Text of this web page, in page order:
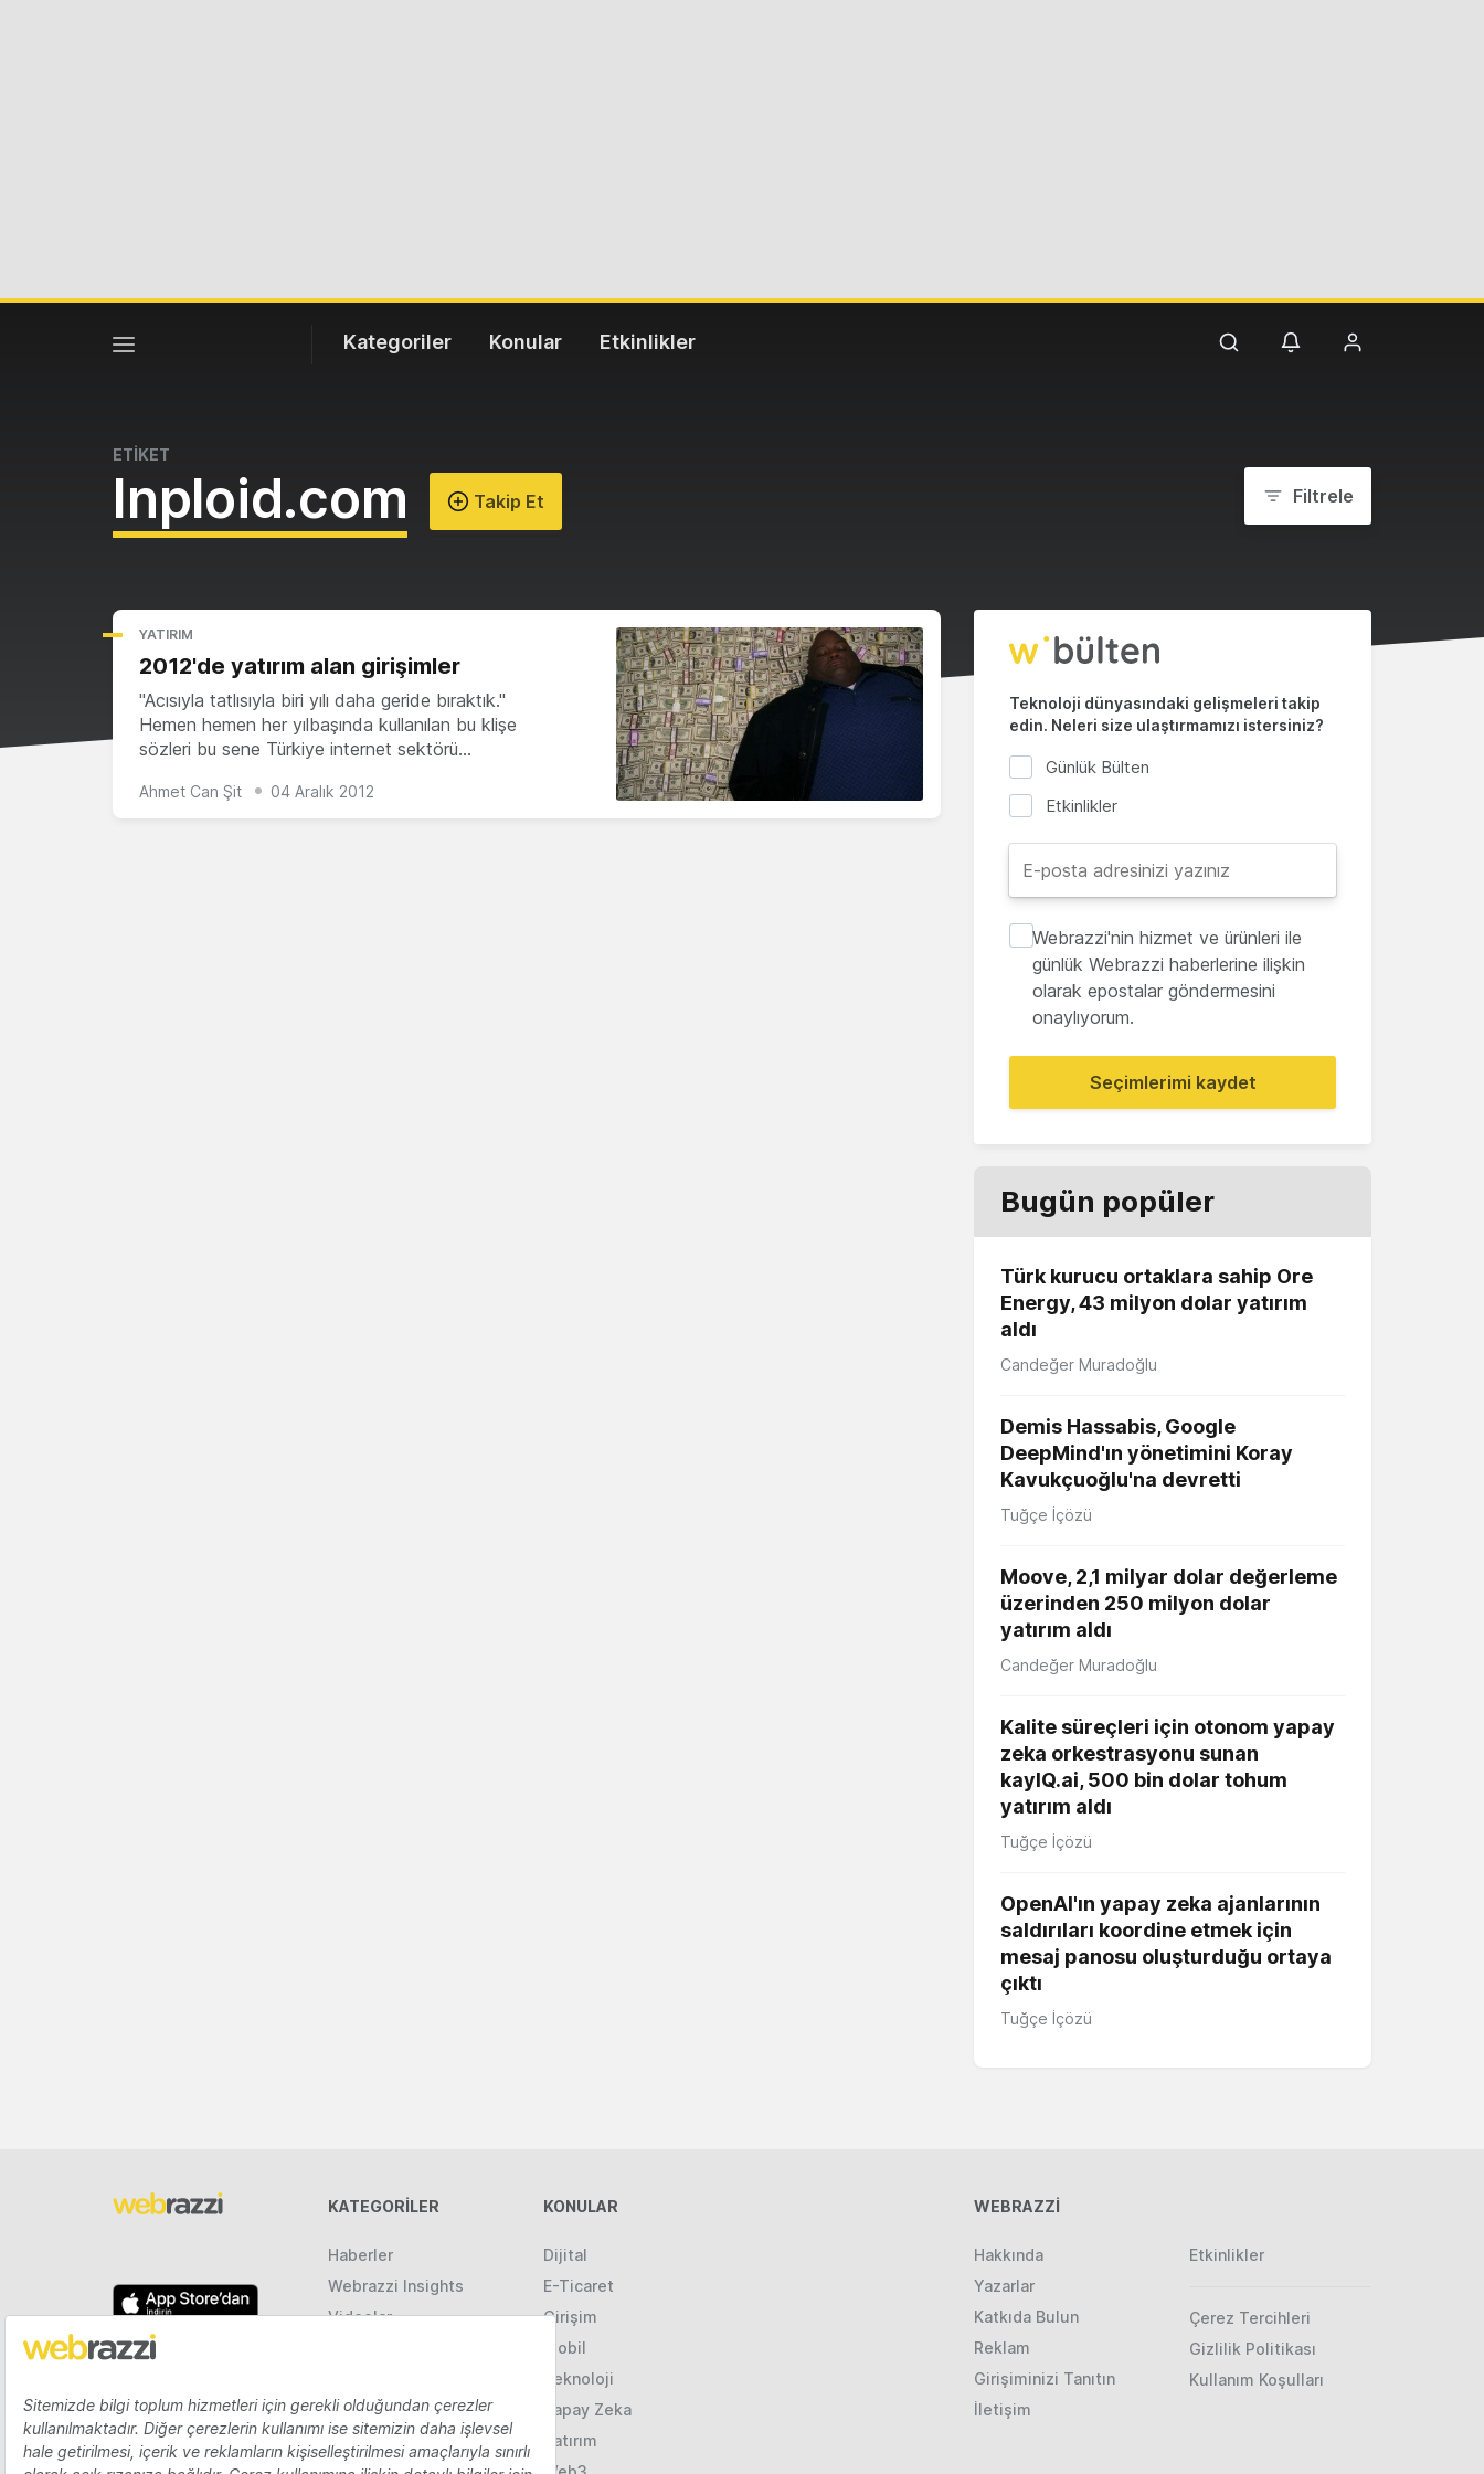
Kategoriler Konular Etkinlikler
ETİKET
Inploid.com Takip Et Filtrele
YATIRIM
2012'de yatırım alan girişimler
"Acısıyla tatlısıyla biri yılı daha geride bıraktık."
Hemen hemen her yılbaşında kullanılan bu klişe
sözleri bu sene Türkiye internet sektörü…
Ahmet Can Şit 04 Aralık 2012
Teknoloji dünyasındaki gelişmeleri takip
edin. Neleri size ulaştırmamızı istersiniz?
Günlük Bülten
Etkinlikler
Webrazzi'nin hizmet ve ürünleri ile
günlük Webrazzi haberlerine ilişkin
olarak epostalar göndermesini
onaylıyorum.
Seçimlerimi kaydet
Bugün popüler
Türk kurucu ortaklara sahip Ore
Energy, 43 milyon dolar yatırım
aldı
Candeğer Muradoğlu
Demis Hassabis, Google
DeepMind'ın yönetimini Koray
Kavukçuoğlu'na devretti
Tuğçe İçözü
Moove, 2,1 milyar dolar değerleme
üzerinden 250 milyon dolar
yatırım aldı
Candeğer Muradoğlu
Kalite süreçleri için otonom yapay
zeka orkestrasyonu sunan
kayIQ.ai, 500 bin dolar tohum
yatırım aldı
Tuğçe İçözü
OpenAI'ın yapay zeka ajanlarının
saldırıları koordine etmek için
mesaj panosu oluşturduğu ortaya
çıktı
Tuğçe İçözü
KATEGORILER
Haberler
Webrazzi Insights
Videolar
KONULAR
Dijital
E-Ticaret
Girişim
Mobil
Teknoloji
Yapay Zeka
Yatırım
WEBRAZZİ
Hakkında
Yazarlar
Katkıda Bulun
Reklam
Girişiminizi Tanıtın
İletişim
Etkinlikler
Çerez Tercihleri
Gizlilik Politikası
Kullanım Koşulları